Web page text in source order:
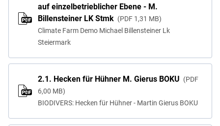
auf einzelbetrieblicher Ebene - M.
Billensteiner LK Stmk
PDF 1,31 MB
Climate Farm Demo Michael Billensteiner Lk
Steiermark
2.1. Hecken für Hühner M. Gierus BOKU
PDF
6,00 MB
BIODIVERS: Hecken für Hühner - Martin Gierus BOKU